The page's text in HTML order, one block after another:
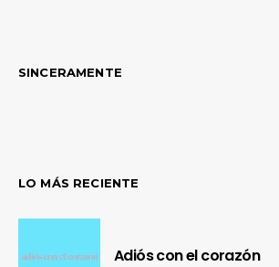
SINCERAMENTE
LO MÁS RECIENTE
Adiós con el corazón